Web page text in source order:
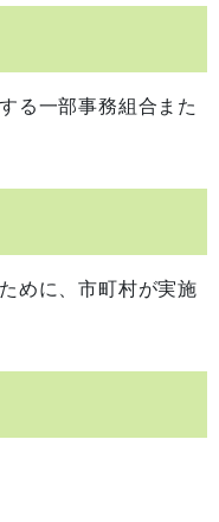
る一部事務組合また
めに、市町村が実施